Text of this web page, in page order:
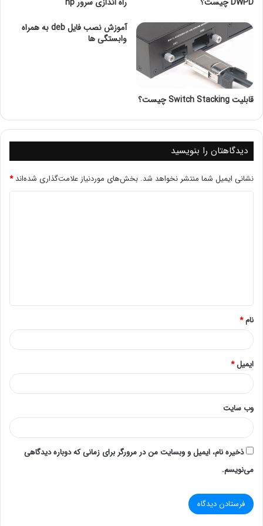
. چراغ پاور (Power LED)
مدیران سیستم در تشخیص وضعیت انرژی کمک می‌کند:
سبز ثابت: سرور روشن است و منبع تغذیه به‌درستی کار
می‌کند.
کهربایی ثابت: مشکلی در پاور وجود دارد، مانند کمبود برق
2. چراغ وضعیت سلامت (Health LED)
چراغ سلامت به منظور نمایش وضعیت کلی سخت‌افزار سرور
استفاده می‌شود. این چراغ‌ها وضعیت سلامت سرور را در لحظه
نشان می‌دهند:
سبز ثابت: سیستم کاملاً سالم است و هیچ مشکلی وجود
ندارد.
رسیدگی دارد، مانند دما یا عملکرد غیرعادی سخت‌افزار.
قرمز ثابت: یک خطای جدی در سیستم وجود دارد و نیاز به
بررسی فوری دارد.
3. چراغ‌های شبکه (Network LEDs)
قابلیت Switch Stacking چیست؟
آموزش نصب فایل deb به همراه
وابستگی ها
دیدگاهتان را بنویسید
نشانی ایمیل شما منتشر نخواهد شد. بخش‌های موردنیاز علامت‌گذاری شده‌اند*
نام*
ایمیل*
وب‌ سایت
ذخیره نام، ایمیل و وبسایت من در مرورگر برای زمانی که دوباره دیدگاهی
می‌نویسم.